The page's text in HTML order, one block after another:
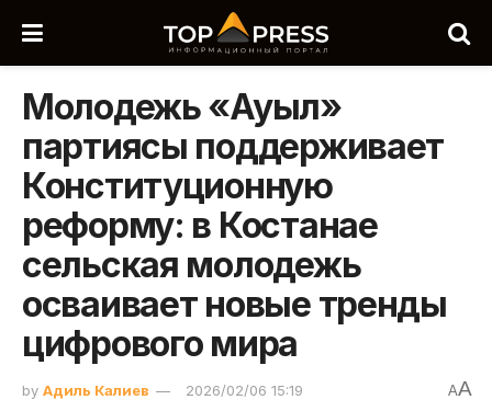
Молодежь «Ауыл»
партиясы поддерживает
Конституционную
реформу: в Костанае
сельская молодежь
осваивает новые тренды
цифрового мира
by Адиль Калиев 2026/02/06 15:19 AA